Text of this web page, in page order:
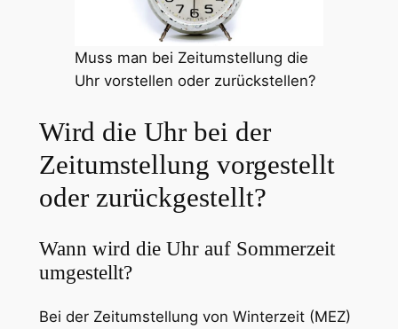
Muss man bei Zeitumstellung die
Uhr vorstellen oder zurückstellen?
Wird die Uhr bei der
Zeitumstellung vorgestellt
oder zurückgestellt?
Wann wird die Uhr auf Sommerzeit
umgestellt?
Bei der Zeitumstellung von Winterzeit (MEZ)